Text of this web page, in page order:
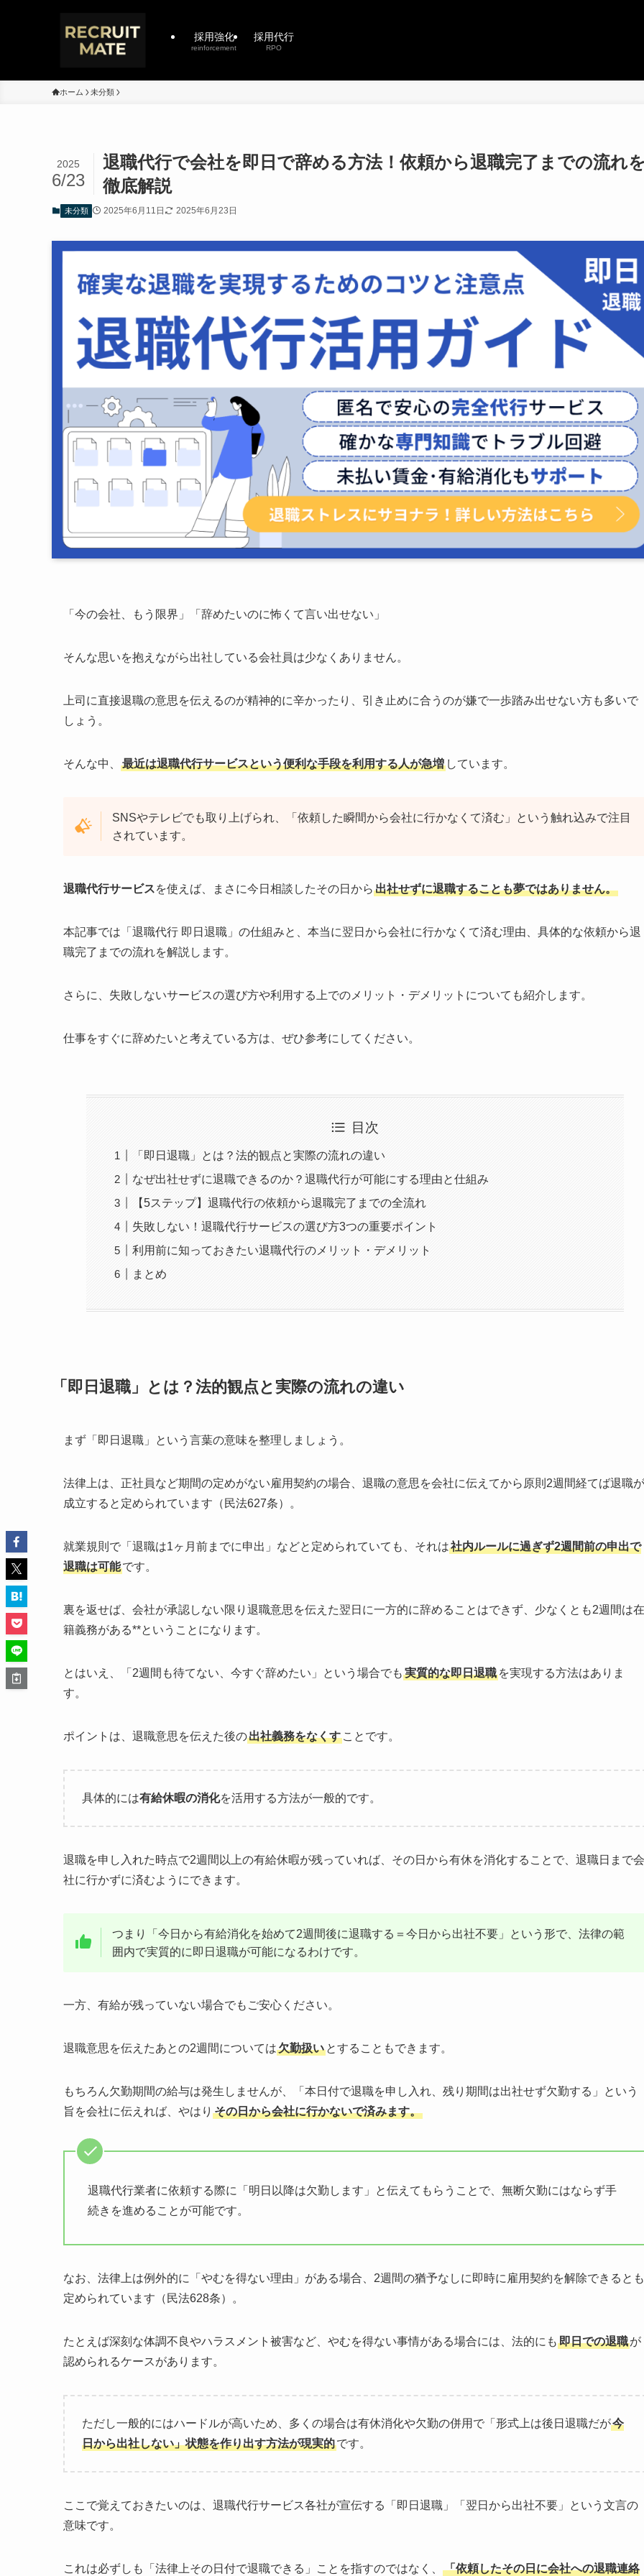
採用強化
reinforcement
採用代行
RPO
ホーム 未分類
退職代行で会社を即日で辞める方法！依頼から退職完了までの流れ
徹底解説
2025
6/23
未分類 2025年6月11日 2025年6月23日
「今の会社、もう限界」「辞めたいのに怖くて言い出せない」
そんな思いを抱えながら出社している会社員は少なくありません。
上司に直接退職の意思を伝えるのが精神的に辛かったり、引き止めに合うのが嫌で一歩踏み出せない方も多いで
しょう。
そんな中、 最近は退職代行サービスという便利な手段を利用する人が急増 しています。
SNSやテレビでも取り上げられ、「依頼した瞬間から会社に行かなくて済む」という触れ込みで注目
されています。
退職代行サービスを使えば、まさに今日相談したその日から 出社せずに退職することも夢ではありません。
本記事では「退職代行 即日退職」の仕組みと、本当に翌日から会社に行かなくて済む理由、具体的な依頼から退
職完了までの流れを解説します。
さらに、失敗しないサービスの選び方や利用する上でのメリット・デメリットについても紹介します。
仕事をすぐに辞めたいと考えている方は、ぜひ参考にしてください。
目次
「即日退職」とは？法的観点と実際の流れの違い
なぜ出社せずに退職できるのか？退職代行が可能にする理由と仕組み
【5ステップ】退職代行の依頼から退職完了までの全流れ
失敗しない！退職代行サービスの選び方3つの重要ポイント
利用前に知っておきたい退職代行のメリット・デメリット
まとめ
「即日退職」とは？法的観点と実際の流れの違い
まず「即日退職」という言葉の意味を整理しましょう。
法律上は、正社員など期間の定めがない雇用契約の場合、退職の意思を会社に伝えてから原則2週間経てば退職が
成立すると定められています（民法627条）。
就業規則で「退職は1ヶ月前までに申出」などと定められていても、それは社内ルールに過ぎず2週間前の申出で
退職は可能です。
裏を返せば、会社が承認しない限り退職意思を伝えた翌日に一方的に辞めることはできず、少なくとも2週間は在
籍義務がある**ということになります。
とはいえ、「2週間も待てない、今すぐ辞めたい」という場合でも 実質的な即日退職 を実現する方法はありま
す。
ポイントは、退職意思を伝えた後の出社義務をなくす ことです。
具体的には有給休暇の消化を活用する方法が一般的です。
退職を申し入れた時点で2週間以上の有給休暇が残っていれば、その日から有休を消化することで、退職日まで会
社に行かずに済むようにできます。
つまり「今日から有給消化を始めて2週間後に退職する＝今日から出社不要」という形で、法律の範
囲内で実質的に即日退職が可能になるわけです。
一方、有給が残っていない場合でもご安心ください。
退職意思を伝えたあとの2週間については欠勤扱い とすることもできます。
もちろん欠勤期間の給与は発生しませんが、「本日付で退職を申し入れ、残り期間は出社せず欠勤する」という
旨を会社に伝えれば、やはり その日から会社に行かないで済みます。
退職代行業者に依頼する際に「明日以降は欠勤します」と伝えてもらうことで、無断欠勤にはならず手
続きを進めることが可能です。
なお、法律上は例外的に「やむを得ない理由」がある場合、2週間の猶予なしに即時に雇用契約を解除できるとも
定められています（民法628条）。
たとえば深刻な体調不良やハラスメント被害など、やむを得ない事情がある場合には、法的にも 即日での退職が
認められるケースがあります。
ただし一般的にはハードルが高いため、多くの場合は有休消化や欠勤の併用で「形式上は後日退職だが今
日から出社しない」状態を作り出す方法が現実的です。
ここで覚えておきたいのは、退職代行サービス各社が宣伝する「即日退職」「翌日から出社不要」という文言の
意味です。
これは必ずしも「法律上その日付で退職できる」ことを指すのではなく、 「依頼したその日に会社への退職連絡